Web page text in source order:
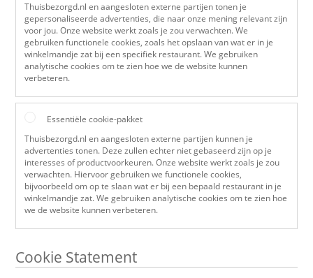
Thuisbezorgd.nl en aangesloten externe partijen tonen je
gepersonaliseerde advertenties, die naar onze mening relevant zijn
voor jou. Onze website werkt zoals je zou verwachten. We
gebruiken functionele cookies, zoals het opslaan van wat er in je
winkelmandje zat bij een specifiek restaurant. We gebruiken
analytische cookies om te zien hoe we de website kunnen
verbeteren.
Essentiële cookie-pakket
Thuisbezorgd.nl en aangesloten externe partijen kunnen je
advertenties tonen. Deze zullen echter niet gebaseerd zijn op je
interesses of productvoorkeuren. Onze website werkt zoals je zou
verwachten. Hiervoor gebruiken we functionele cookies,
bijvoorbeeld om op te slaan wat er bij een bepaald restaurant in je
winkelmandje zat. We gebruiken analytische cookies om te zien hoe
we de website kunnen verbeteren.
Cookie Statement